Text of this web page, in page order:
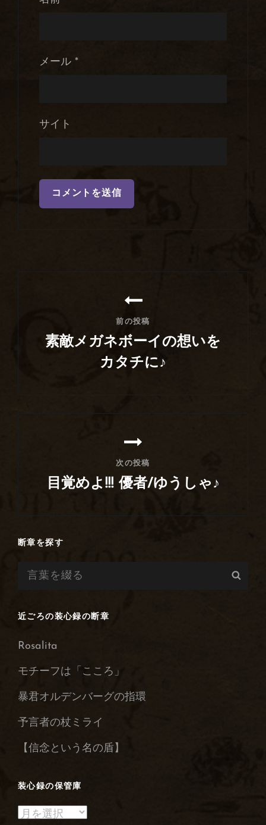
メール *
サイト
前の投稿
素敵メガネボーイの想いを
カタチに♪
次の投稿
目覚めよ!!! 優者/ゆうしゃ♪
投
断章を探す
検
近ごろの装心録の断章
Rosalita
モチーフは「こころ」
暴君オルデンバーグの指環
予言者の杖ミライ
【信念という名の盾】
装心録の保管庫
装